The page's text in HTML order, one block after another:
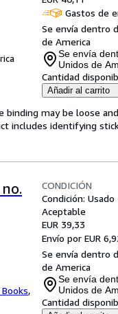
Gastos de
Se envía dentro
de America
Se envía
Unidos de
Cantidad
Añadir al carrito
may be loose
includes identifying
,
CONDICIÓN
Condición:
Aceptable
EUR 39,33
Envío por EUR
Se envía dentro
de America
Se envía
Unidos de
Cantidad